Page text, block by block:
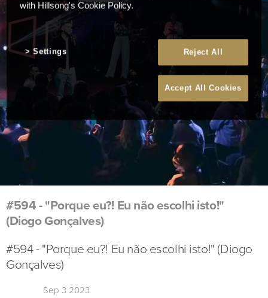
#594 - "Porque eu?! Eu não escolhi isto!"
(Diogo Gonçalves)
#594 - "Porque eu?! Eu não escolhi isto!" (Diogo
Gonçalves)
Sep 3 2023
with Hillsong's Cookie Policy.
Reject All
Accept All Cookies
Settings